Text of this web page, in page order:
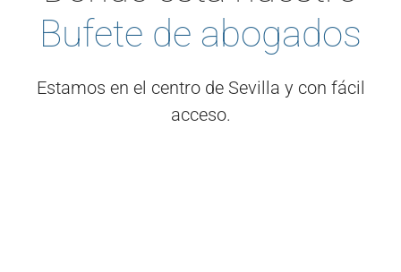
Bufete de abogados
Estamos en el centro de Sevilla y con fácil
acceso.